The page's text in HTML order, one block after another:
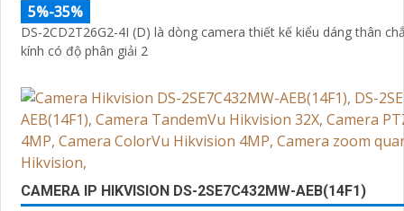
5%-35%
DS-2CD2T26G2-4I (D) là dòng camera thiết kế kiểu dáng thân
kính có độ phân giải 2
CAMERA IP HIKVISION DS-2SE7C432MW-AEB(14F1)